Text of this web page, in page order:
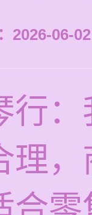
2026-06-
行
理